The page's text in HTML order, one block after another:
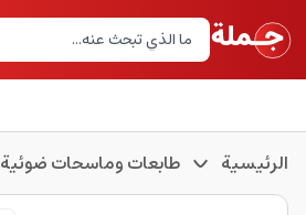
الرئيسية طابعات وماسحات ضوئية